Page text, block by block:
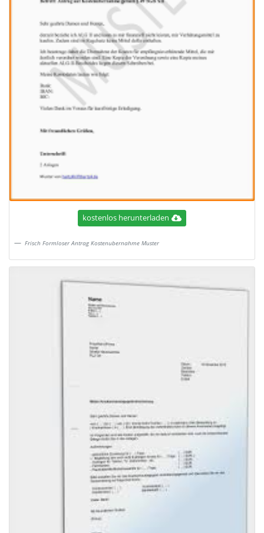
kostenlos herunterladen
Frisch Formloser Antrag Kostenubernahme Muster